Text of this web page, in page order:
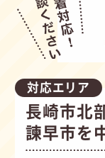
対応エリア
長崎市北
諫早市を